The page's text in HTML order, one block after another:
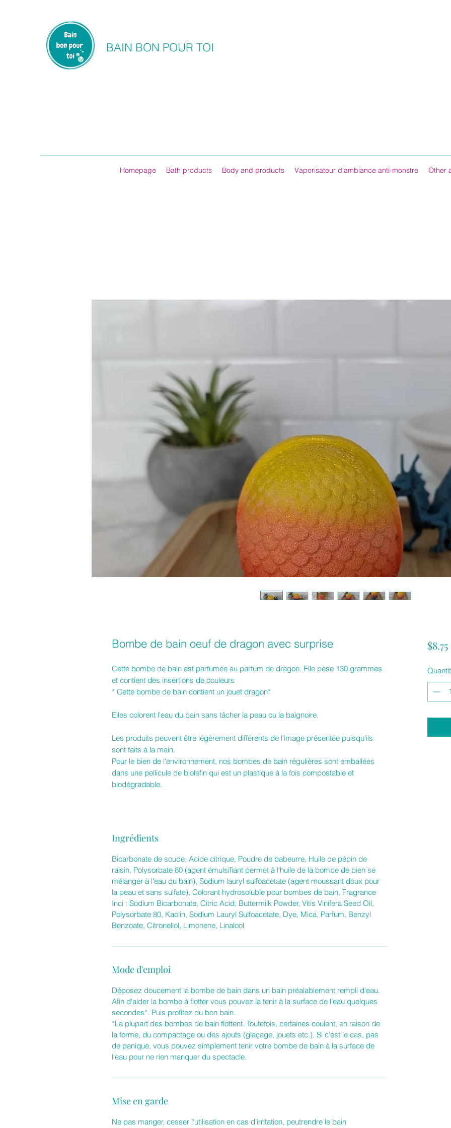
BAIN BON POUR TOI
Homepage Bath products Body and products Vaporisateur d'ambiance anti-monstre Other
Bombe de bain oeuf de dragon avec surprise
Cette bombe de bain est parfumée au parfum de dragon. Elle pèse 130 grammes
et contient des insertions de couleurs
* Cette bombe de bain contient un jouet dragon*
Elles colorent l'eau du bain sans tâcher la peau ou la baignoire.
Les produits peuvent être légèrement différents de l'image présentée puisqu'ils
sont faits à la main.
Pour le bien de l'environnement, nos bombes de bain régulières sont emballées
dans une pellicule de biolefin qui est un plastique à la fois compostable et
biodégradable.
Ingrédients
Bicarbonate de soude, Acide citrique, Poudre de babeurre, Huile de pépin de
raisin, Polysorbate 80 (agent émulsifiant permet à l'huile de la bombe de bien se
mélanger à l'eau du bain), Sodium lauryl sulfoacetate (agent moussant doux pour
la peau et sans sulfate), Colorant hydrosoluble pour bombes de bain, Fragrance
Inci : Sodium Bicarbonate, Citric Acid, Buttermilk Powder, Vitis Vinifera Seed Oil,
Polysorbate 80, Kaolin, Sodium Lauryl Sulfoacetate, Dye, Mica, Parfum, Benzyl
Benzoate, Citronellol, Limonene, Linalool
Mode d'emploi
Déposez doucement la bombe de bain dans un bain préalablement rempli d'eau.
Afin d'aider la bombe à flotter vous pouvez la tenir à la surface de l'eau quelques
secondes*. Puis profitez du bon bain.
*La plupart des bombes de bain flottent. Toutefois, certaines coulent, en raison de
la forme, du compactage ou des ajouts (glaçage, jouets etc.). Si c'est le cas, pas
de panique, vous pouvez simplement tenir votre bombe de bain à la surface de
l'eau pour ne rien manquer du spectacle.
Mise en garde
Ne pas manger, cesser l'utilisation en cas d'irritation, peutrendre le bain
$8.75